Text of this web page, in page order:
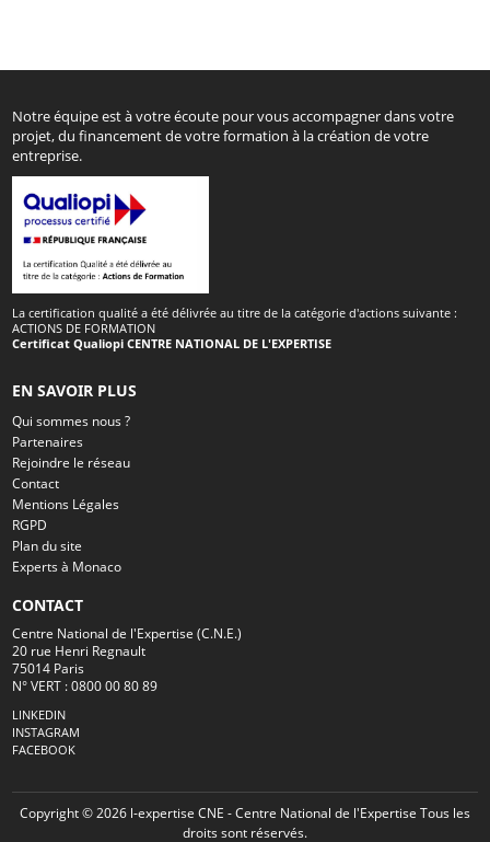
Notre équipe est à votre écoute pour vous accompagner dans votre
projet, du financement de votre formation à la création de votre
entreprise.
La certification qualité a été délivrée au titre de la catégorie d'actions suivante :
ACTIONS DE FORMATION
Certificat Qualiopi CENTRE NATIONAL DE L'EXPERTISE
EN SAVOIR PLUS
Qui sommes nous ?
Partenaires
Rejoindre le réseau
Contact
Mentions Légales
RGPD
Plan du site
Experts à Monaco
CONTACT
Centre National de l'Expertise (C.N.E.)
20 rue Henri Regnault
75014 Paris
N° VERT : 0800 00 80 89
LINKEDIN
INSTAGRAM
FACEBOOK
Copyright © 2026 l-expertise CNE - Centre National de l'Expertise Tous les
droits sont réservés.